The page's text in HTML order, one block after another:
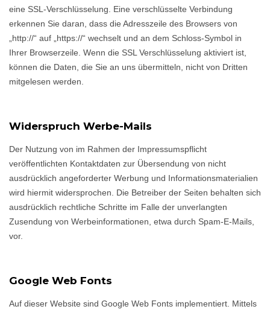
eine SSL-Verschlüsselung. Eine verschlüsselte Verbindung
erkennen Sie daran, dass die Adresszeile des Browsers von
„http://“ auf „https://“ wechselt und an dem Schloss-Symbol in
Ihrer Browserzeile. Wenn die SSL Verschlüsselung aktiviert ist,
können die Daten, die Sie an uns übermitteln, nicht von Dritten
mitgelesen werden.
Widerspruch Werbe-Mails
Der Nutzung von im Rahmen der Impressumspflicht
veröffentlichten Kontaktdaten zur Übersendung von nicht
ausdrücklich angeforderter Werbung und Informationsmaterialien
wird hiermit widersprochen. Die Betreiber der Seiten behalten sich
ausdrücklich rechtliche Schritte im Falle der unverlangten
Zusendung von Werbeinformationen, etwa durch Spam-E-Mails,
vor.
Google Web Fonts
Auf dieser Website sind Google Web Fonts implementiert. Mittels